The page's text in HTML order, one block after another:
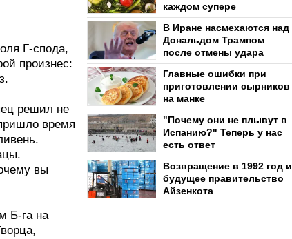
Г-спода,
произнес:
решил не
время
вы
Б-га на
каждом супере
В Иране насмехаются над
Дональдом Трампом
после отмены удара
Главные ошибки при
приготовлении сырников
на манке
"Почему они не плывут в
Испанию?" Теперь у нас
есть ответ
Возвращение в 1992 год и
будущее правительство
Айзенкота